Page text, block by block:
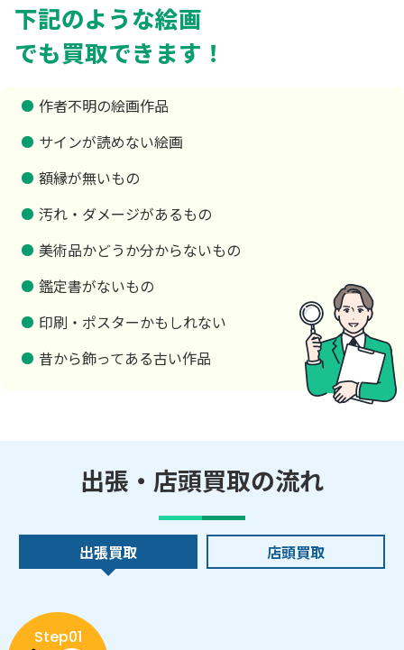
下記のような絵画
でも買取できます！
作者不明の絵画作品
サインが読めない絵画
額縁が無いもの
汚れ・ダメージがあるもの
美術品かどうか分からないもの
鑑定書がないもの
印刷・ポスターかもしれない
昔から飾ってある古い作品
出張・店頭買取の流れ
出張買取 店頭買取
Step01